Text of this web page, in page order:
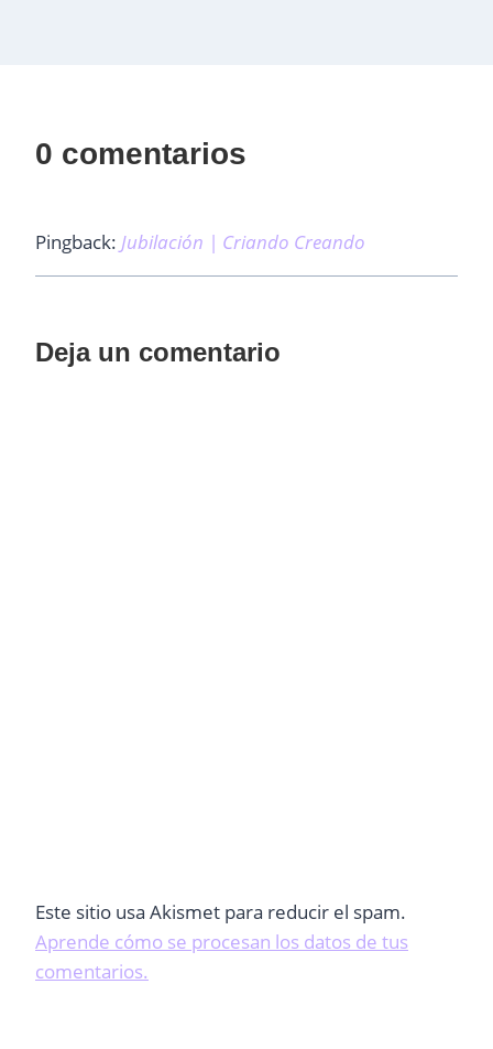
0 comentarios
Pingback: Jubilación | Criando Creando
Deja un comentario
Este sitio usa Akismet para reducir el spam.
Aprende cómo se procesan los datos de tus
comentarios.